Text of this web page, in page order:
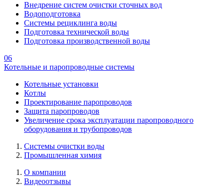
Внедрение систем очистки сточных вод
Водоподготовка
Системы рециклинга воды
Подготовка технической воды
Подготовка производственной воды
06
Котельные и паропроводные системы
Котельные установки
Котлы
Проектирование паропроводов
Защита паропроводов
Увеличение срока эксплуатации паропроводного
оборудования и трубопроводов
Системы очистки воды
Промышленная химия
О компании
Видеоотзывы